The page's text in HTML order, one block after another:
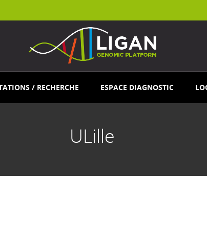
/ RECHERCHE ESPACE DIAGNOSTIC
ULille